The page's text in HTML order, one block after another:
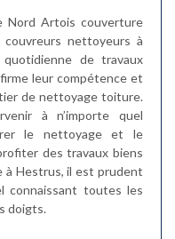
Nord Artois couverture
nettoyeurs à
de travaux
leur compétence et
de nettoyage toiture.
à n’importe quel
le nettoyage et le
des travaux biens
Hestrus, il est prudent
connaissant toutes les
doigts.